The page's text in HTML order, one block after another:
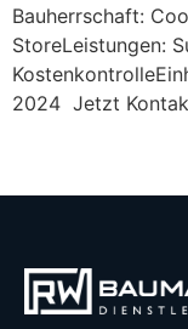
Bauherrschaft:
StoreLeistungen:
2024 Jetzt